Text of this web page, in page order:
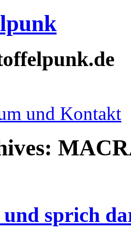
und Kontakt
und sprich